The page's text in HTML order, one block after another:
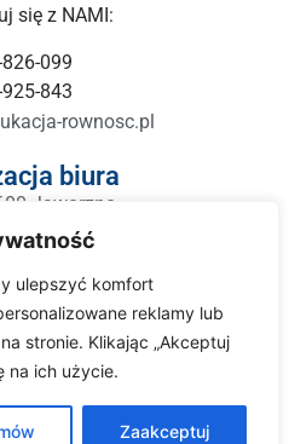
ulepszyć komfort
reklamy lub
stronie. Klikając „Akceptuj
na ich użycie.
Zaakceptuj
się z NAMI:
099
843
rownosc.pl
biura
Jaworzno
5 (Piętro 1)
POP
- Piątek: 8:00 - 16:00